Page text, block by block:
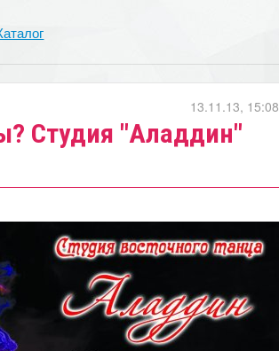
Студия "Аладдин"
13.11.13, 15:08